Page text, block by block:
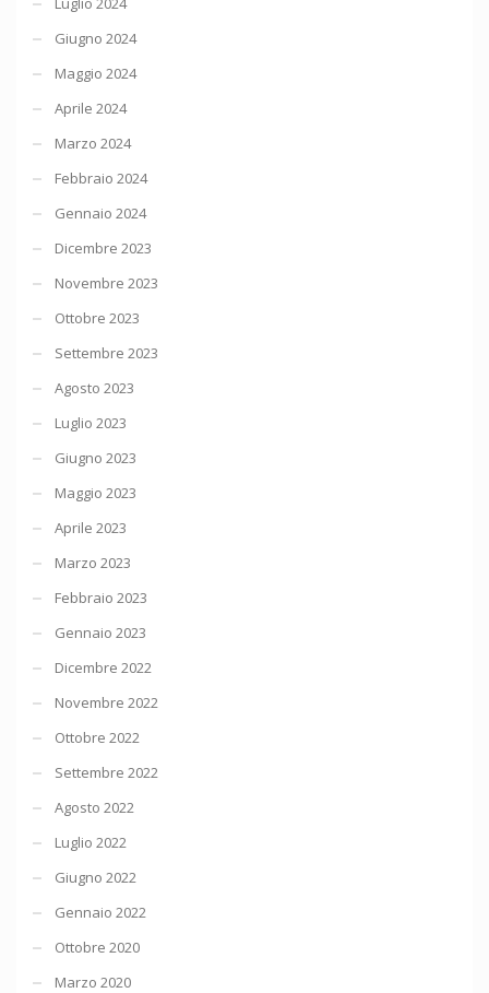
Giugno 2024
Maggio 2024
Aprile 2024
Marzo 2024
Febbraio 2024
Gennaio 2024
Dicembre 2023
Novembre 2023
Ottobre 2023
Settembre 2023
Agosto 2023
Luglio 2023
Giugno 2023
Maggio 2023
Aprile 2023
Marzo 2023
Febbraio 2023
Gennaio 2023
Dicembre 2022
Novembre 2022
Ottobre 2022
Settembre 2022
Agosto 2022
Luglio 2022
Giugno 2022
Gennaio 2022
Ottobre 2020
Marzo 2020